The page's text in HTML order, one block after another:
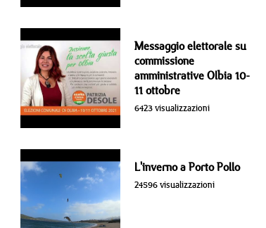
Messaggio elettorale su
commissione
amministrative Olbia 10-
11 ottobre
6423 visualizzazioni
L'inverno a Porto Pollo
24596 visualizzazioni